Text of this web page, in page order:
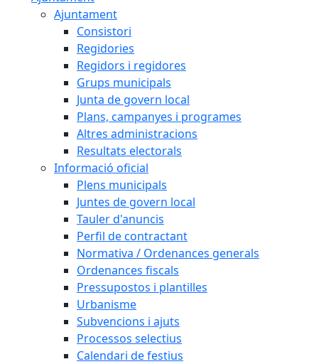
Ajuntament
Consistori
Regidories
Regidors i regidores
Grups municipals
Junta de govern local
Plans, campanyes i programes
Altres administracions
Resultats electorals
Informació oficial
Plens municipals
Juntes de govern local
Tauler d'anuncis
Perfil de contractant
Normativa / Ordenances generals
Ordenances fiscals
Pressupostos i plantilles
Urbanisme
Subvencions i ajuts
Processos selectius
Calendari de festius